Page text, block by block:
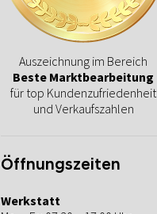
Auszeichnung im Bereich
Beste Marktbearbeitung
für top Kundenzufriedenheit
und Verkaufszahlen
Öffnungszeiten
Werkstatt